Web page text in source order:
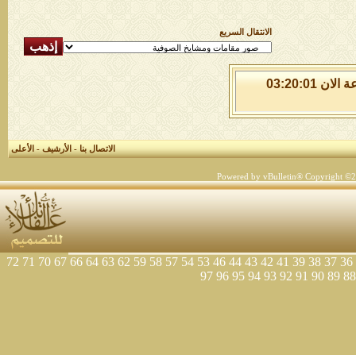
الانتقال السريع
الجمعة 7 من اغسطس 2026 , الساعة الان 03:20:01
الاتصال بنا-الأرشيف-الأعلى
Powered by vBulletin® Copyright
36
37
38
39
41
42
43
44
46
53
54
57
58
59
62
63
64
66
67
70
71
72
88
89
90
91
92
93
94
95
96
97